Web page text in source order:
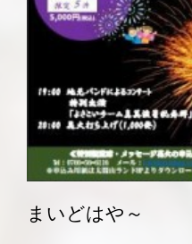
まいどはや～